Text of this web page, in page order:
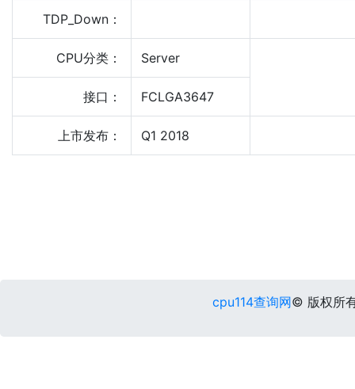
TDP_Down：
CPU分类： Server
接口： FCLGA3647
上市发布： Q1 2018
cpu114查询网© 版权所